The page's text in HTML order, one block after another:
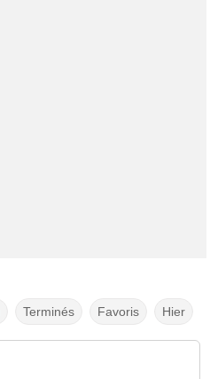
Terminés Favoris Hier